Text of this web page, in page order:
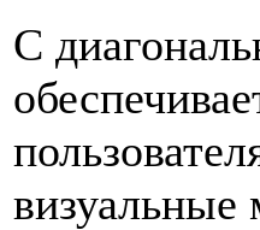
С
визуальные